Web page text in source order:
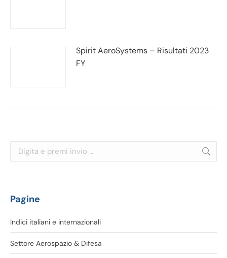
Spirit AeroSystems – Risultati 2023
FY
Cerca:
Pagine
Indici italiani e internazionali
Settore Aerospazio & Difesa